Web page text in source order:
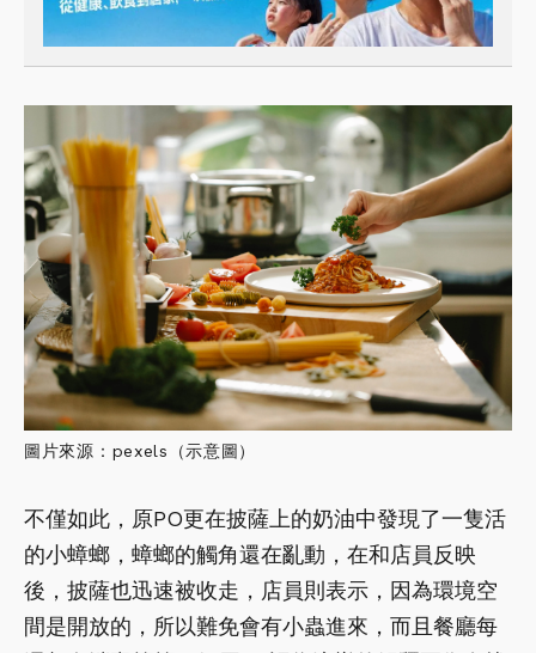
圖片來源：pexels（示意圖）
不僅如此，原PO更在披薩上的奶油中發現了一隻活
的小蟑螂，蟑螂的觸角還在亂動，在和店員反映
後，披薩也迅速被收走，店員則表示，因為環境空
間是開放的，所以難免會有小蟲進來，而且餐廳每